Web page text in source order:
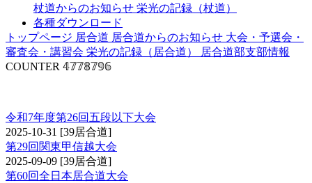
杖道からのお知らせ 栄光の記録（杖道）
各種ダウンロード
トップページ 居合道 居合道からのお知らせ 大会・予選会・
審査会・講習会 栄光の記録（居合道）
居合道部支部情報
COUNTER 𝟜𝟟𝟟𝟠𝟟𝟡𝟞
令和7年度第26回五段以下大会
2025-10-31 [39居合道]
第29回関東甲信越大会
2025-09-09 [39居合道]
第60回全日本居合道大会